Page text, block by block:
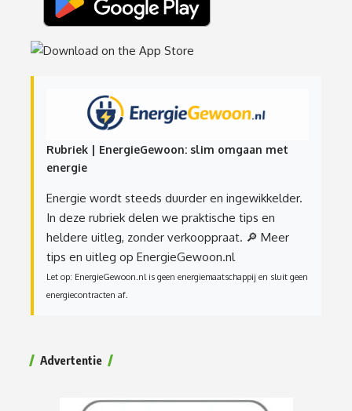
Rubriek | EnergieGewoon: slim omgaan met
energie
Energie wordt steeds duurder en ingewikkelder.
In deze rubriek delen we praktische tips en
heldere uitleg, zonder verkooppraat. 🔎 Meer
tips en uitleg op EnergieGewoon.nl
Let op: EnergieGewoon.nl is geen energiemaatschappij en sluit geen
energiecontracten af.
Advertentie